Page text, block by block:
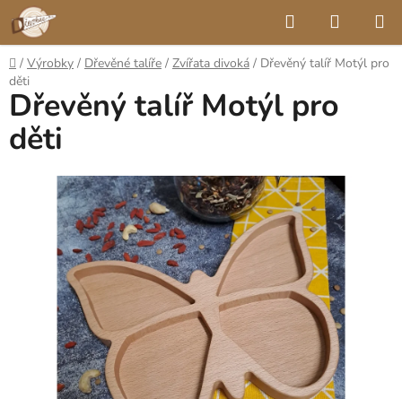
Přejít
na
obsah
Hledat
KOŠÍK
Domů
/ Výrobky / Dřevěné talíře / Zvířata divoká / Dřevěný talíř Motýl pro
děti
Dřevěný talíř Motýl pro
děti